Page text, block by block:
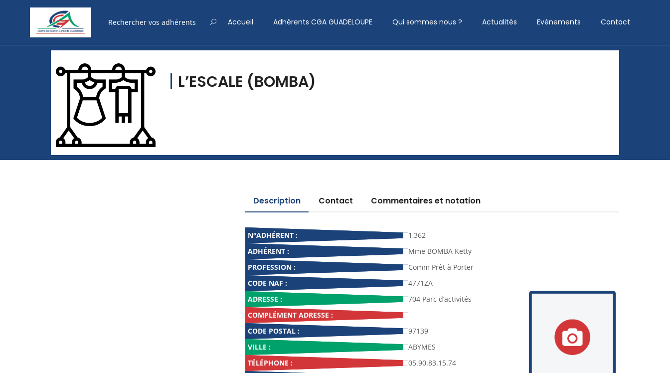
Accueil Adhérents CGA GUADELOUPE Qui sommes nous ? Actualités Evènements Contact
L’ESCALE (BOMBA)
Description Contact Commentaires et notation
N°ADHÉRENT :
1,362
ADHÉRENT :
Mme BOMBA Ketty
PROFESSION :
Comm Prêt à Porter
CODE NAF :
4771ZA
ADRESSE :
704 Parc d’activités
COMPLÉMENT ADRESSE :
CODE POSTAL :
97139
VILLE :
ABYMES
TÉLÉPHONE :
05.90.83.15.74